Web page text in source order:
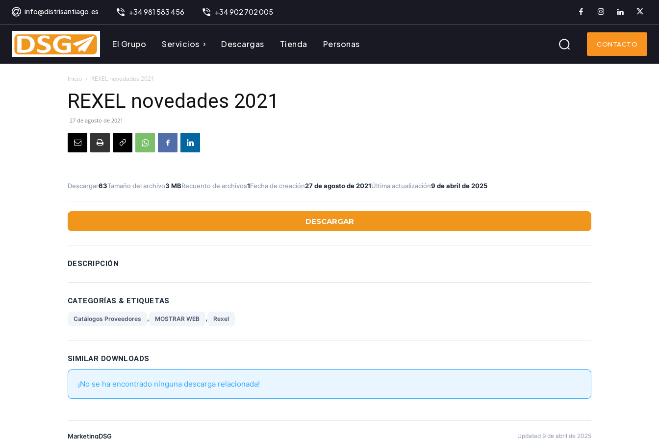
info@distrisantiago.es +34 981 583 456 +34 902 702 005
El Grupo Servicios Descargas Tienda Personas CONTACTO
Inicio REXEL novedades 2021
REXEL novedades 2021
27 de agosto de 2021
Descargar63Tamaño del archivo3 MBRecuento de archivos1Fecha de creación27 de agosto de 2021Última actualización9 de abril de 2025
DESCARGAR
DESCRIPCIÓN
CATEGORÍAS & ETIQUETAS
Catálogos Proveedores , MOSTRAR WEB , Rexel
SIMILAR DOWNLOADS
¡No se ha encontrado ninguna descarga relacionada!
MarketingDSG Updated 9 de abril de 2025